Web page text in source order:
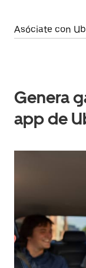
Asóciate con
Genera
app de